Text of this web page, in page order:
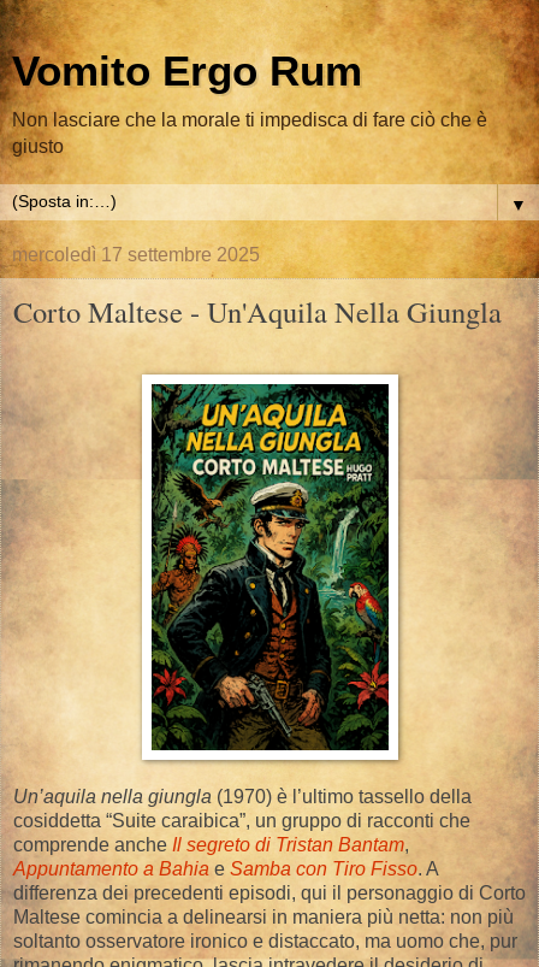
Vomito Ergo Rum
Non lasciare che la morale ti impedisca di fare ciò che è
giusto
▼
mercoledì 17 settembre 2025
Corto Maltese - Un'Aquila Nella Giungla
Un’aquila nella giungla (1970) è l’ultimo tassello della
cosiddetta “Suite caraibica”, un gruppo di racconti che
comprende anche Il segreto di Tristan Bantam,
Appuntamento a Bahia e Samba con Tiro Fisso. A
differenza dei precedenti episodi, qui il personaggio di Corto
Maltese comincia a delinearsi in maniera più netta: non più
soltanto osservatore ironico e distaccato, ma uomo che, pur